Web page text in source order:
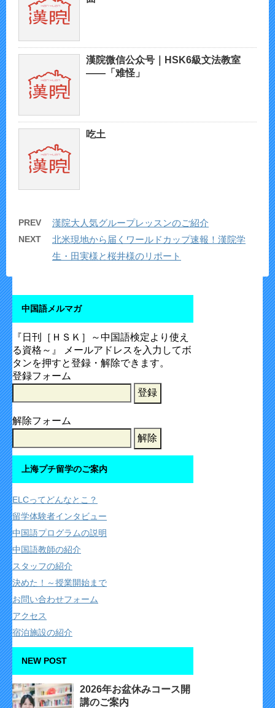
漢院微信公众号｜HSK6級文法教室
——「难怪」
吃土
PREV 漢院大人気グループレッスンのご紹介
NEXT
北米現地から届くワールドカップ速報！漢院学
生・田実様と桜井様のリポート
中国語メルマガ
『日刊［ＨＳＫ］～中国語検定より使え
る資格～』 メールアドレスを入力してボ
タンを押すと登録・解除できます。
登録フォーム
解除フォーム
上海プチ留学のご案内
ELCってどんなとこ？
留学体験者インタビュー
中国語プログラムの説明
中国語教師の紹介
スタッフの紹介
決めた！～授業開始まで
お問い合わせフォーム
アクセス
宿泊施設の紹介
NEW POST
2026年お盆休みコース開
講のご案内